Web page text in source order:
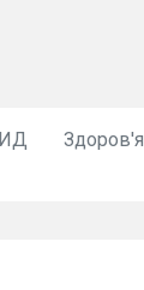
Здоров'я